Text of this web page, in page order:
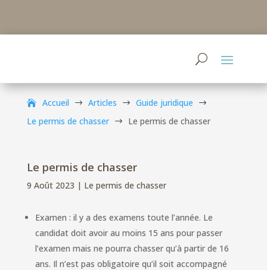
Accueil $ Articles $ Guide juridique $
Le permis de chasser $ Le permis de chasser
Le permis de chasser
9 Août 2023 | Le permis de chasser
Examen : il y a des examens toute l’année. Le
candidat doit avoir au moins 15 ans pour passer
l’examen mais ne pourra chasser qu’à partir de 16
ans. Il n’est pas obligatoire qu’il soit accompagné